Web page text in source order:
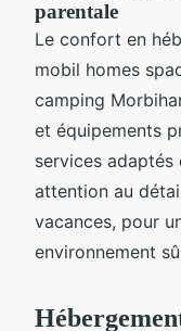
parentale
Le confort en
mobil homes
camping
et équipements
services adaptés
attention au
vacances, pour
environnement